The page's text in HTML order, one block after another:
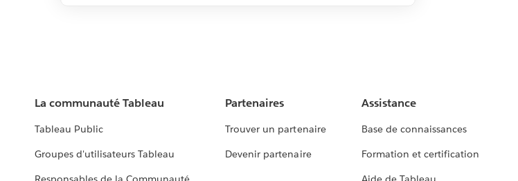
La communauté Tableau
Tableau Public
Groupes d'utilisateurs Tableau
Partenaires
Trouver un partenaire
Devenir partenaire
Assistance
Base de connaissances
Formation et certification